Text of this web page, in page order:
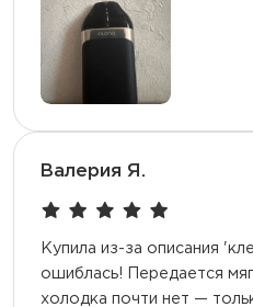
Валерия Я.
Купила из-за описания
ошиблась! Передается
холодка почти нет —